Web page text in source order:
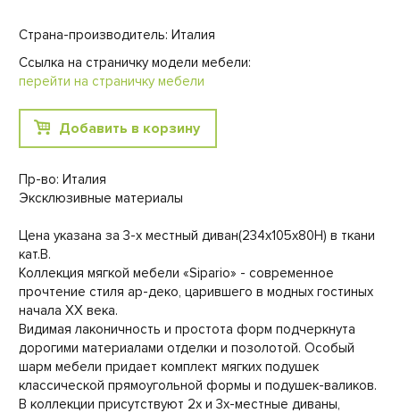
Страна-производитель: Италия
Ссылка на страничку модели мебели:
перейти на страничку мебели
Добавить в корзину
Пр-во: Италия
Эксклюзивные материалы
Цена указана за 3-х местный диван(234х105х80Н) в ткани
кат.В.
Коллекция мягкой мебели «Sipario» - современное
прочтение стиля ар-деко, царившего в модных гостиных
начала XX века.
Видимая лаконичность и простота форм подчеркнута
дорогими материалами отделки и позолотой. Особый
шарм мебели придает комплект мягких подушек
классической прямоугольной формы и подушек-валиков.
В коллекции присутствуют 2х и 3х-местные диваны,